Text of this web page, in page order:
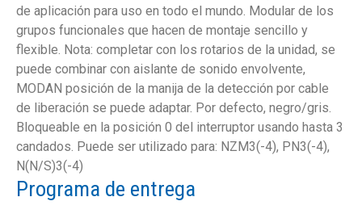
de aplicación para uso en todo el mundo. Modular de los
grupos funcionales que hacen de montaje sencillo y
flexible. Nota: completar con los rotarios de la unidad, se
puede combinar con aislante de sonido envolvente,
MODAN posición de la manija de la detección por cable
de liberación se puede adaptar. Por defecto, negro/gris.
Bloqueable en la posición 0 del interruptor usando hasta 3
candados. Puede ser utilizado para: NZM3(-4), PN3(-4),
N(N/S)3(-4)
Programa de entrega